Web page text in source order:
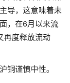
导，这意味着未
，在6月以来流
再度释放流动
铜谨慎中性。